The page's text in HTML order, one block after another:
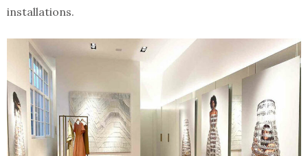
installations.